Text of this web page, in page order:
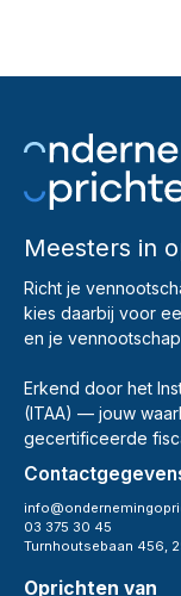
Meesters in
Richt je
kies daarbij voor
en je
Erkend door het
(ITAA) — jouw
gecertificeerde
03 375 30 45
Turnhoutsebaan 456,
Oprichten van